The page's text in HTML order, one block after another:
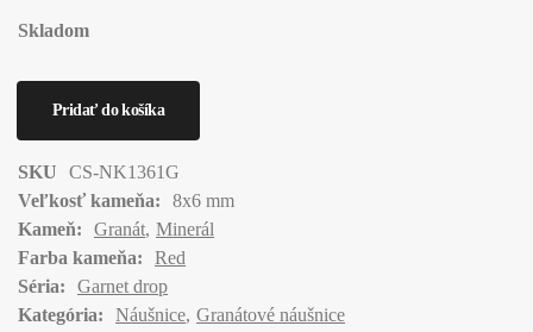
Skladom
SKU
CS-NK1361G
Veľkosť kameňa:
8x6 mm
Kameň:
Granát Minerál
Farba kameňa:
Red
Séria:
Garnet drop
Kategória:
Náušnice Granátové náušnice